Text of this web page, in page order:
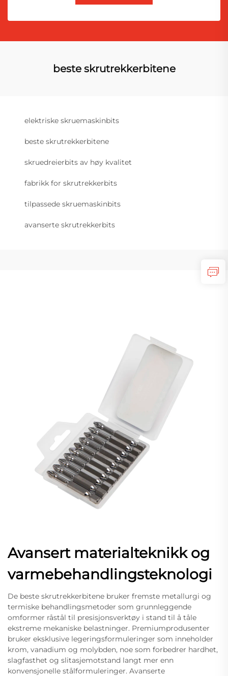
beste skrutrekkerbitene
elektriske skruemaskinbits
beste skrutrekkerbitene
skruedreierbits av høy kvalitet
fabrikk for skrutrekkerbits
tilpassede skruemaskinbits
avanserte skrutrekkerbits
Avansert materialteknikk og
varmebehandlingsteknologi
De beste skrutrekkerbitene bruker fremste metallurgi og
termiske behandlingsmetoder som grunnleggende
omformer råstål til presisjonsverktøy i stand til å tåle
ekstreme mekaniske belastninger. Premiumprodusenter
bruker eksklusive legeringsformuleringer som inneholder
krom, vanadium og molybden, noe som forbedrer hardhet,
slagfasthet og slitasjemotstand langt mer enn
konvensjonelle stålformuleringer. Avanserte